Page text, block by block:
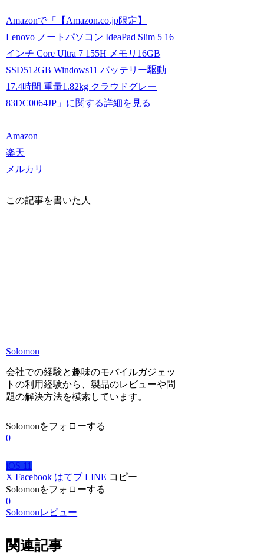
Amazonで「【Amazon.co.jp限定】
Lenovo ノートパソコン IdeaPad Slim 5 16
インチ Core Ultra 7 155H メモリ16GB
SSD512GB Windows11 バッテリー駆動
17.4時間 重量1.82kg クラウドグレー
83DC0064JP」に関する詳細を見る
Amazon
楽天
メルカリ
この記事を書いた人
Solomon
会社での経験と趣味のモバイルガジェッ
トの利用経験から、製品のレビューや問
題の解決方法を模索しています。
Solomonをフォローする
0
iOS 11
X Facebook はてブ LINE コピー
Solomonをフォローする
0
Solomonレビュー
関連記事